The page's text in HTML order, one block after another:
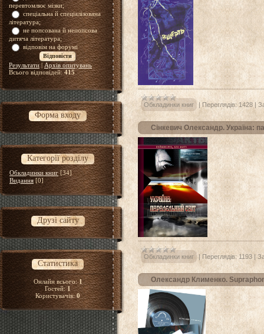
перевтомлює мізки;
спеціальна й спеціалізована
література;
не попсована й непопсова
дитяча література;
відповім на форумі
Результати|Архів опитувань
Всього відповідей:415
Форма входу
Категорії розділу
Обкладинки книг [34]
Видання [0]
Друзі сайту
Статистика
Онлайн всього:1
Гостей:1
Користувачів:0
Обкладинки книг | Переглядів: 1428 |
Сінкевич Олександр. Україна:
Обкладинки книг | Переглядів: 1193 |
Олександр Клименко.